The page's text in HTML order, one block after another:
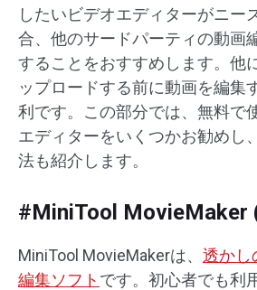
したいビデオエディターがニー
合、他のサードパーティの動画
することをおすすめします。他
ップロードする前に動画を編集
利です。この部分では、無料で
エディターをいくつかお勧めし
法も紹介します。
#MiniTool MovieMaker
MiniTool MovieMakerは、 透かし
編集ソフト です。初心者でも利